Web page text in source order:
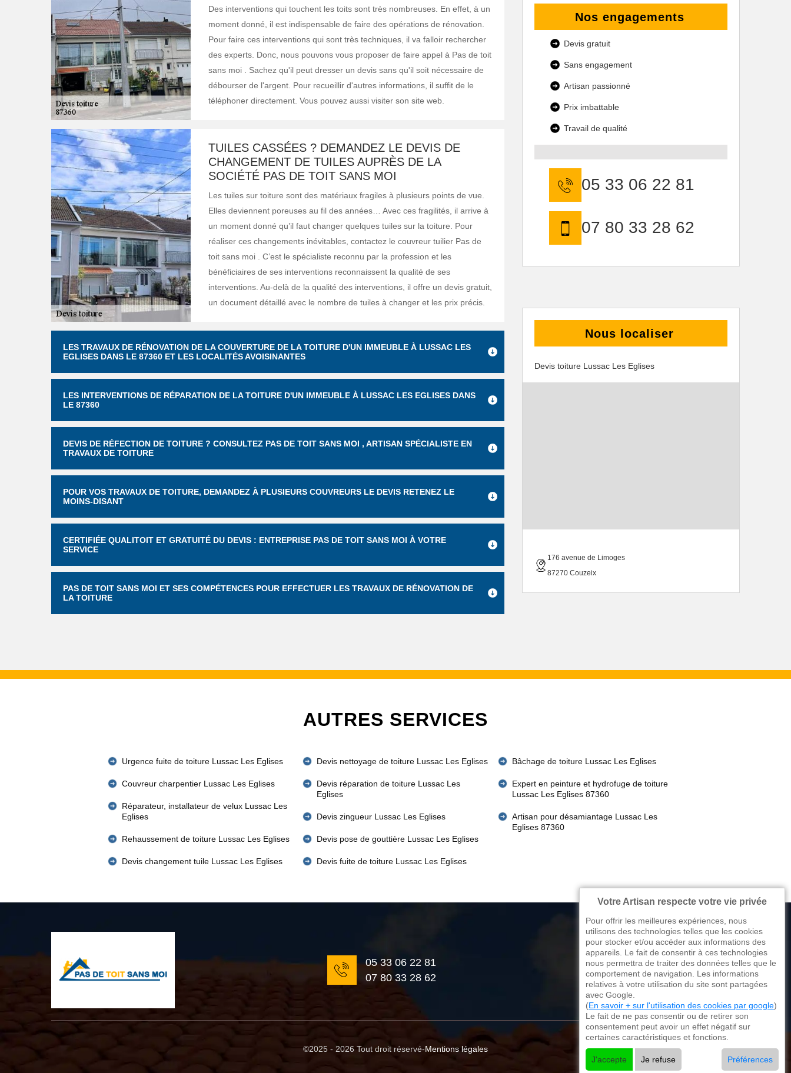
Des interventions qui touchent les toits sont très nombreuses. En effet, à un
moment donné, il est indispensable de faire des opérations de rénovation.
Pour faire ces interventions qui sont très techniques, il va falloir rechercher
des experts. Donc, nous pouvons vous proposer de faire appel à Pas de toit
sans moi . Sachez qu'il peut dresser un devis sans qu'il soit nécessaire de
débourser de l'argent. Pour recueillir d'autres informations, il suffit de le
téléphoner directement. Vous pouvez aussi visiter son site web.
TUILES CASSÉES ? DEMANDEZ LE DEVIS DE
CHANGEMENT DE TUILES AUPRÈS DE LA
SOCIÉTÉ PAS DE TOIT SANS MOI
Les tuiles sur toiture sont des matériaux fragiles à plusieurs points de vue.
Elles deviennent poreuses au fil des années… Avec ces fragilités, il arrive à
un moment donné qu’il faut changer quelques tuiles sur la toiture. Pour
réaliser ces changements inévitables, contactez le couvreur tuilier Pas de
toit sans moi . C’est le spécialiste reconnu par la profession et les
bénéficiaires de ses interventions reconnaissent la qualité de ses
interventions. Au-delà de la qualité des interventions, il offre un devis gratuit,
un document détaillé avec le nombre de tuiles à changer et les prix précis.
LES TRAVAUX DE RÉNOVATION DE LA COUVERTURE DE LA TOITURE D'UN IMMEUBLE À LUSSAC LES
EGLISES DANS LE 87360 ET LES LOCALITÉS AVOISINANTES
LES INTERVENTIONS DE RÉPARATION DE LA TOITURE D'UN IMMEUBLE À LUSSAC LES EGLISES DANS
LE 87360
DEVIS DE RÉFECTION DE TOITURE ? CONSULTEZ PAS DE TOIT SANS MOI , ARTISAN SPÉCIALISTE EN
TRAVAUX DE TOITURE
POUR VOS TRAVAUX DE TOITURE, DEMANDEZ À PLUSIEURS COUVREURS LE DEVIS RETENEZ LE
MOINS-DISANT
CERTIFIÉE QUALITOIT ET GRATUITÉ DU DEVIS : ENTREPRISE PAS DE TOIT SANS MOI À VOTRE
SERVICE
PAS DE TOIT SANS MOI ET SES COMPÉTENCES POUR EFFECTUER LES TRAVAUX DE RÉNOVATION DE
LA TOITURE
Nos engagements
Devis gratuit
Sans engagement
Artisan passionné
Prix imbattable
Travail de qualité
05 33 06 22 81
07 80 33 28 62
Nous localiser
Devis toiture Lussac Les Eglises
176 avenue de Limoges
87270 Couzeix
AUTRES SERVICES
Urgence fuite de toiture Lussac Les Eglises
Couvreur charpentier Lussac Les Eglises
Réparateur, installateur de velux Lussac Les
Eglises
Rehaussement de toiture Lussac Les Eglises
Devis changement tuile Lussac Les Eglises
Devis nettoyage de toiture Lussac Les Eglises
Devis réparation de toiture Lussac Les
Eglises
Devis zingueur Lussac Les Eglises
Devis pose de gouttière Lussac Les Eglises
Devis fuite de toiture Lussac Les Eglises
Bâchage de toiture Lussac Les Eglises
Expert en peinture et hydrofuge de toiture
Lussac Les Eglises 87360
Artisan pour désamiantage Lussac Les
Eglises 87360
05 33 06 22 81
07 80 33 28 62
176 avenue de Limoges
87270 Couzeix
©2025 - 2026 Tout droit réservé-Mentions légales
Votre Artisan respecte votre vie privée
Pour offrir les meilleures expériences, nous
utilisons des technologies telles que les cookies
pour stocker et/ou accéder aux informations des
appareils. Le fait de consentir à ces technologies
nous permettra de traiter des données telles que le
comportement de navigation. Les informations
relatives à votre utilisation du site sont partagées
avec Google.
(En savoir + sur l'utilisation des cookies par google)
Le fait de ne pas consentir ou de retirer son
consentement peut avoir un effet négatif sur
certaines caractéristiques et fonctions.
J'accepte Je refuse Préférences